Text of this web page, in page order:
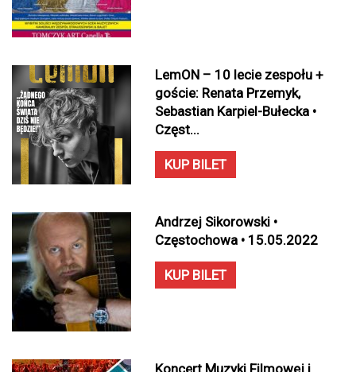
LemON – 10 lecie zespołu +
goście: Renata Przemyk,
Sebastian Karpiel-Bułecka •
Częst...
KUP BILET
Andrzej Sikorowski •
Częstochowa • 15.05.2022
KUP BILET
Koncert Muzyki Filmowej i